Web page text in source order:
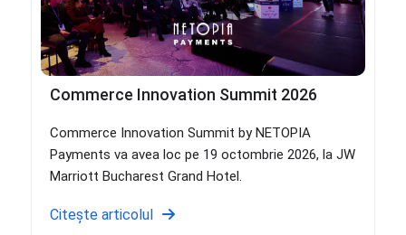
Commerce Innovation Summit 2026
Commerce Innovation Summit by NETOPIA
Payments va avea loc pe 19 octombrie 2026, la JW
Marriott Bucharest Grand Hotel.
Citește articolul